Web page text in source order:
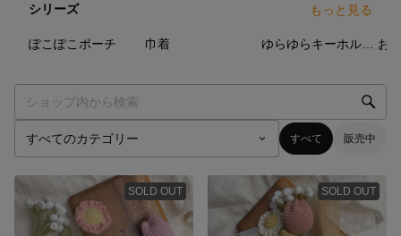
シリーズ もっと見る
ぽこぽこポーチ 巾着 お
すべて 販売中
SOLD OUT SOLD OUT